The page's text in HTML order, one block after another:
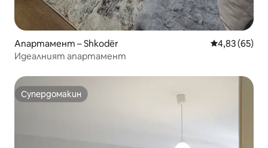
Апартамент – Shkodër Средна
4,83 (65)
Идеалният апартамент
Супердомакин
Супердомакин